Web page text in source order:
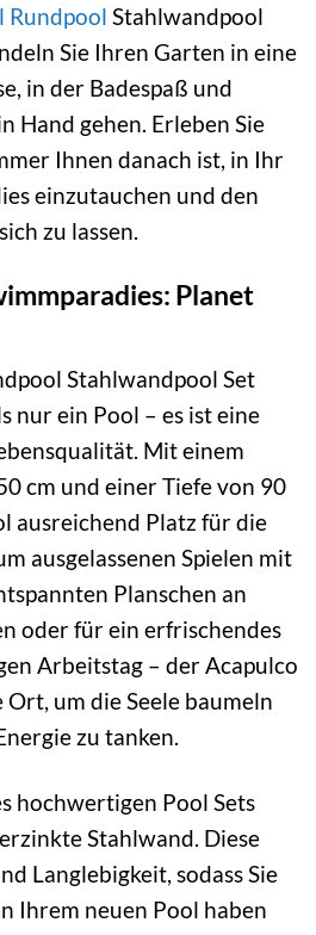
Rundpool Stahlwandpool
Sie Ihren Garten in eine
in der Badespaß und
Hand gehen. Erleben Sie
Ihnen danach ist, in Ihr
einzutauchen und den
zu lassen.
Planet
Stahlwandpool Set
nur ein Pool – es ist eine
Mit einem
cm und einer Tiefe von 90
ausreichend Platz für die
ausgelassenen Spielen mit
Planschen an
oder für ein erfrischendes
Arbeitstag – der Acapulco
um die Seele baumeln
zu tanken.
hochwertigen Pool Sets
Stahlwand. Diese
Langlebigkeit, sodass Sie
Ihrem neuen Pool haben